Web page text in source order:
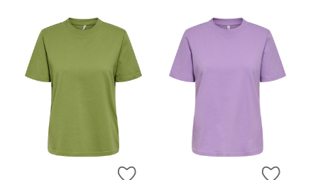
ZUR WUNSCHLISTE HINZUFÜGEN
ZUR